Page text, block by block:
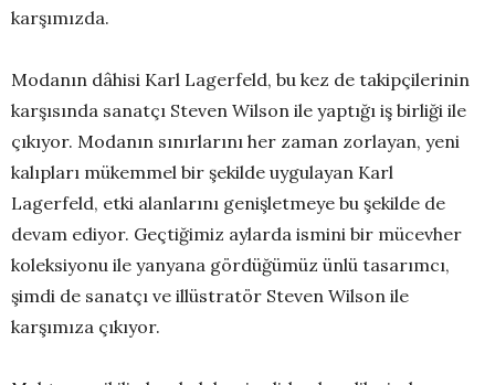
karşımızda.
Modanın dâhisi Karl Lagerfeld, bu kez de takipçilerinin
karşısında sanatçı Steven Wilson ile yaptığı iş birliği ile
çıkıyor. Modanın sınırlarını her zaman zorlayan, yeni
kalıpları mükemmel bir şekilde uygulayan Karl
Lagerfeld, etki alanlarını genişletmeye bu şekilde de
devam ediyor. Geçtiğimiz aylarda ismini bir mücevher
koleksiyonu ile yanyana gördüğümüz ünlü tasarımcı,
şimdi de sanatçı ve illüstratör Steven Wilson ile
karşımıza çıkıyor.